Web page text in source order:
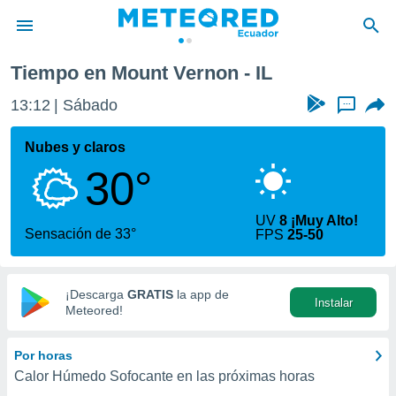
de
ha
calidad.
a este
las
y
digital
basada
Tiempo en Mount Vernon - IL
13:12 Sábado ...
Nubes y claros
30°
Sensación de 33°
UV8 ¡Muy Alto!
FPS25-50
¡Descarga GRATIS la app de
Meteored!
Instalar
Por horas
Calor Húmedo Sofocante en las próximas horas